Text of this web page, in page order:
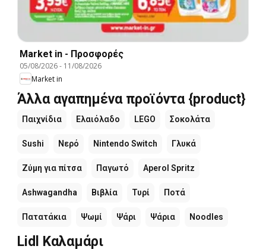
Market in - Προσφορές
05/08/2026- 11/08/2026
Market in
Άλλα αγαπημένα προϊόντα {product}
Παιχνίδια Ελαιόλαδο LEGO Σοκολάτα
Sushi Νερό Nintendo Switch Γλυκά
Ζύμη για πίτσα Παγωτό Aperol Spritz
Ashwagandha Βιβλία Τυρί Ποτά
Πατατάκια Ψωμί Ψάρι Ψάρια Noodles
Lidl Καλαμάρι